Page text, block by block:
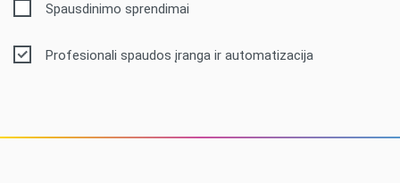
Spausdinimo sprendimai
Profesionali spaudos įranga ir automatizacija